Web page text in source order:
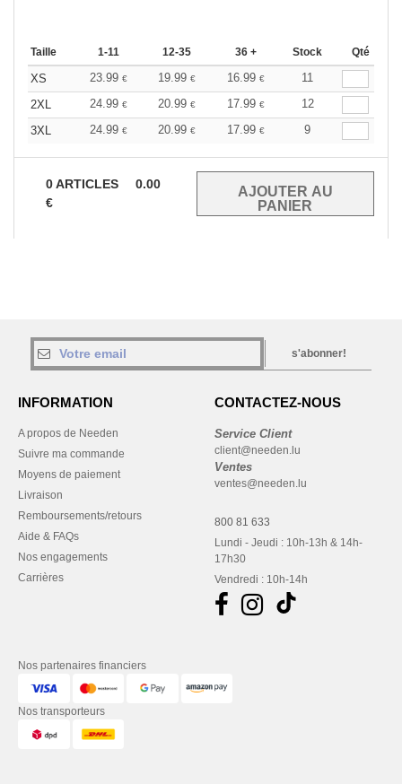
Taille 1-11 12-35 36 + Stock Qté
XS 23.99 € 19.99 € 16.99 €
11
2XL
24.99 € 20.99 € 17.99 €
12
3XL
24.99 € 20.99 € 17.99 € 9
0ARTICLES
0.00
€
s'abonner!
INFORMATION
A propos de Needen
Suivre ma commande
Moyens de paiement
Livraison
Remboursements/retours
Aide & FAQs
Nos engagements
Carrières
CONTACTEZ-NOUS
Service Client
client@needen.lu
Ventes
ventes@needen.lu
800 81 633
Lundi - Jeudi : 10h-13h & 14h-
17h30
Vendredi : 10h-14h
Nos partenaires financiers
Nos transporteurs